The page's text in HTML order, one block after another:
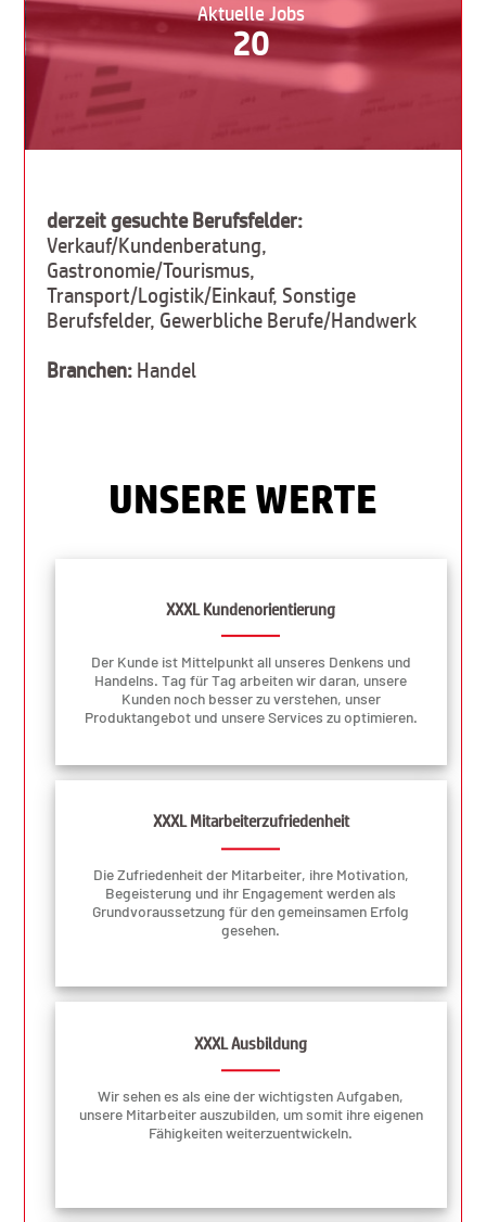
Aktuelle Jobs
20
derzeit gesuchte Berufsfelder:
Verkauf/Kundenberatung,
Gastronomie/Tourismus,
Transport/Logistik/Einkauf, Sonstige
Berufsfelder, Gewerbliche Berufe/Handwerk
Branchen: Handel
UNSERE WERTE
XXXL Kundenorientierung
Der Kunde ist Mittelpunkt all unseres Denkens und
Handelns. Tag für Tag arbeiten wir daran, unsere
Kunden noch besser zu verstehen, unser
Produktangebot und unsere Services zu optimieren.
XXXL Mitarbeiterzufriedenheit
Die Zufriedenheit der Mitarbeiter, ihre Motivation,
Begeisterung und ihr Engagement werden als
Grundvoraussetzung für den gemeinsamen Erfolg
gesehen.
XXXL Ausbildung
Wir sehen es als eine der wichtigsten Aufgaben,
unsere Mitarbeiter auszubilden, um somit ihre eigenen
Fähigkeiten weiterzuentwickeln.